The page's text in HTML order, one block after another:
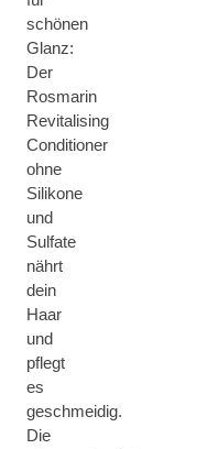
schönen
Glanz:
Der
Rosmarin
Revitalising
Conditioner
ohne
Silikone
und
Sulfate
nährt
dein
Haar
und
pflegt
es
geschmeidig.
Die